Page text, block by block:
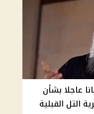
عاجلا بشأن
التل القبلية